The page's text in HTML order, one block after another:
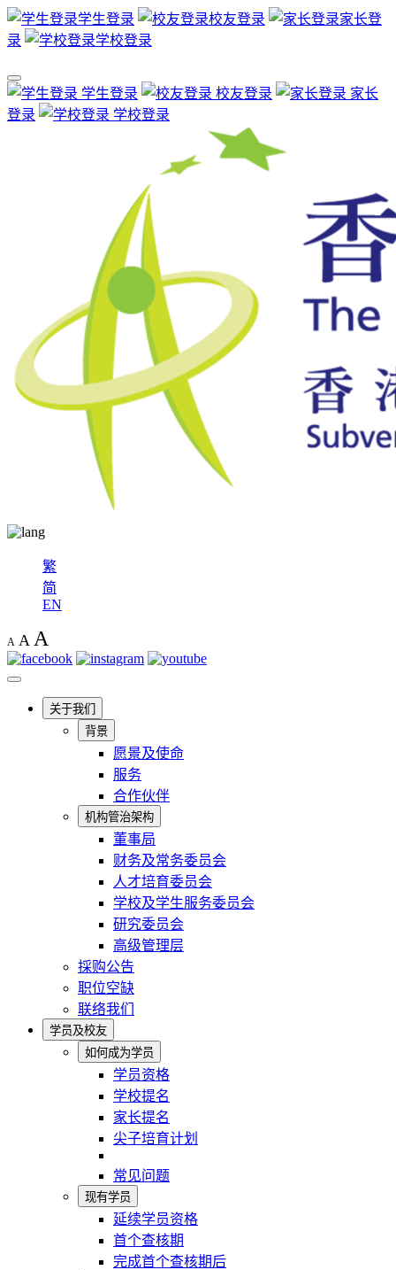
学生登录 校友登录
家长登
录
学校登录
学生登录 校友登录
家长
登录
学校登录
繁
简
EN
A A A
关于我们
背景
愿景及使命
服务
合作伙伴
机构管治架构
董事局
财务及常务委员会
人才培育委员会
学校及学生服务委员会
研究委员会
高级管理层
採购公告
职位空缺
联络我们
学员及校友
如何成为学员
学员资格
学校提名
家长提名
尖子培育计划
常见问题
现有学员
延续学员资格
首个查核期
完成首个查核期后